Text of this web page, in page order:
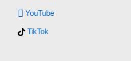
YouTube
TikTok